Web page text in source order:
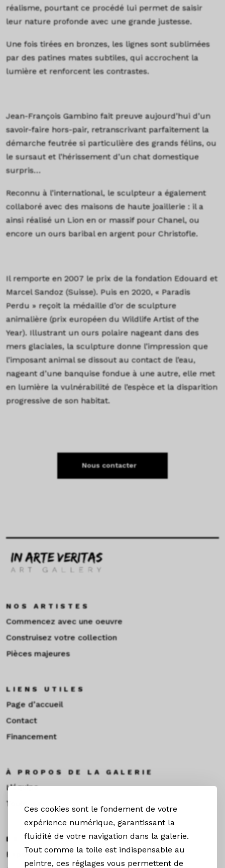
Ces cookies sont le fondement de votre
expérience numérique, garantissant la
fluidité de votre navigation dans la galerie.
Tout comme la toile est indispensable au
peintre, ces réglages vous permettent de
réalisme, pourtant ce procédé lui permet de saisir
leur nature profonde avec une grande justesse.
Une fois tirées en bronzes, les lignes sont sublimées
par des patines mates subtiles, qui accrochent la
lumière et renforcent les contrastes.
Jean-François Gambino fait preuve aujourd’hui d’un
savoir-faire hors-pair, retranscrivant parfaitement la
démarche feutrée si particulière des grands félins, ou
le sursaut et l’hérissement d’un chat domestique
surpris…
Reconnu à l’international, le sculpteur a également
collaboré avec des maisons de haute joaillerie : il a
ainsi réalisé un Lion en or massif pour Chanel, ou
encore un ours baribal en argent pour Christofle.
Il remporte en 2007 le prix de la fondation Edouard et
Marcel Sandoz (Suisse). Puis en 2020, « Paradis
Perdu » reçoit la médaille d’or de sculpture
animalière (prix européen du Wildlife Artist of the
Year). Illustrant un ours polaire nageant dans des
mers glaciales, la sculpture donne l’impression que
l’imposant animal se dissout au contact de l’eau,
nageant d’une banquise fondue à une autre, elle met
en lumière la vulnérabilité de l’espèce et la disparition
progressive de son habitat.
Nous contacter
NOS ARTISTES
Commencez avec une oeuvre
Construisez votre collection
Pièces majeures
LIENS UTILES
Page d’accueil
Contact
Financement
À PROPOS DE LA GALERIE
L’équipe
Toulouse
EXPOS & ACTUS
Expositions